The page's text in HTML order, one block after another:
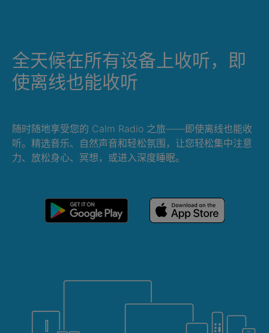
全天候在所有设备上收听，即
使离线也能收听
随时随地享受您的 Calm Radio 之旅——即使离线也能收
听。精选音乐、自然声音和轻松氛围，让您轻松集中注意
力、放松身心、冥想，或进入深度睡眠。